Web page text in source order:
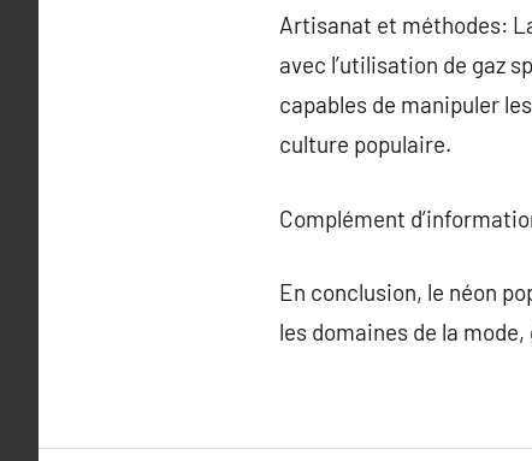
Artisanat et méthodes:
avec l’utilisation de gaz
capables de manipuler
culture populaire.
Complément
En conclusion, le néon
les domaines de la